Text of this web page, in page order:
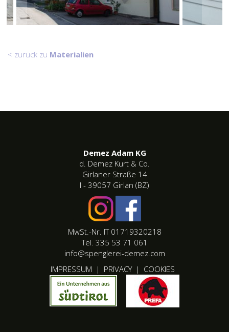
< zurück zu Materialien
Demez Adam KG
d. Demez Kurt & Co.
Girlaner Straße 14
I - 39057 Girlan (BZ)
MwSt.-Nr. IT 01719320218
Tel. 335 53 71 061
info@spenglerei-demez.com
IMPRESSUM | PRIVACY | COOKIES